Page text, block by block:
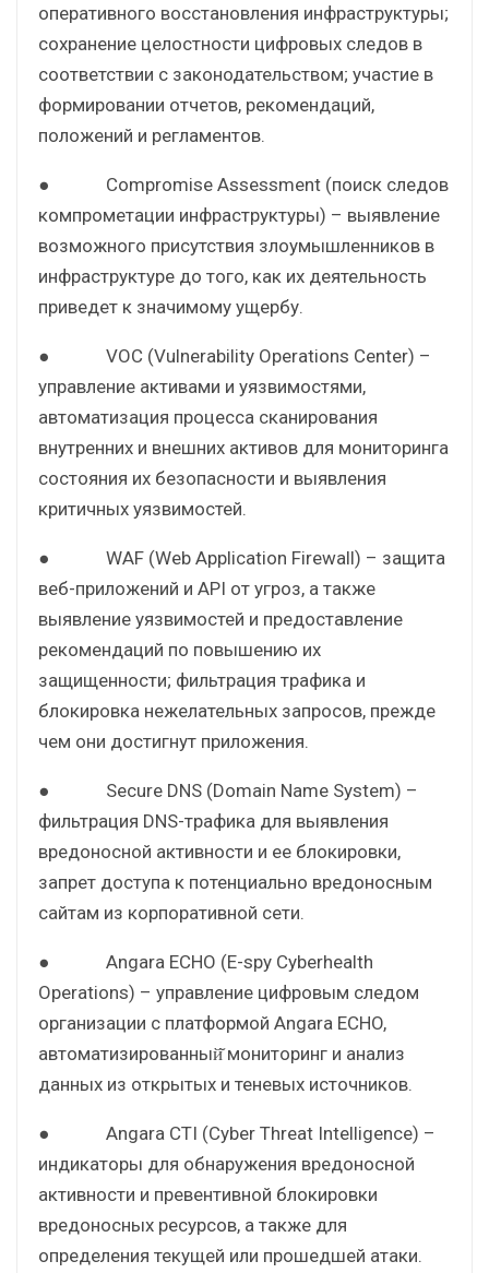
оперативного восстановления инфраструктуры;
сохранение целостности цифровых следов в
соответствии с законодательством; участие в
формировании отчетов, рекомендаций,
положений и регламентов.
● Compromise Assessment (поиск следов
компрометации инфраструктуры) – выявление
возможного присутствия злоумышленников в
инфраструктуре до того, как их деятельность
приведет к значимому ущербу.
● VOC (Vulnerability Operations Center) –
управление активами и уязвимостями,
автоматизация процесса сканирования
внутренних и внешних активов для мониторинга
состояния их безопасности и выявления
критичных уязвимостей.
● WAF (Web Application Firewall) – защита
веб-приложений и API от угроз, а также
выявление уязвимостей и предоставление
рекомендаций по повышению их
защищенности; фильтрация трафика и
блокировка нежелательных запросов, прежде
чем они достигнут приложения.
● Secure DNS (Domain Name System) –
фильтрация DNS-трафика для выявления
вредоносной активности и ее блокировки,
запрет доступа к потенциально вредоносным
сайтам из корпоративной сети.
● Angara ECHO (E-spy Cyberhealth
Operations) – управление цифровым следом
организации с платформой Angara ECHO,
автоматизированный̆ мониторинг и анализ
данных из открытых и теневых источников.
● Angara CTI (Cyber Threat Intelligence) –
индикаторы для обнаружения вредоносной
активности и превентивной блокировки
вредоносных ресурсов, а также для
определения текущей или прошедшей атаки.